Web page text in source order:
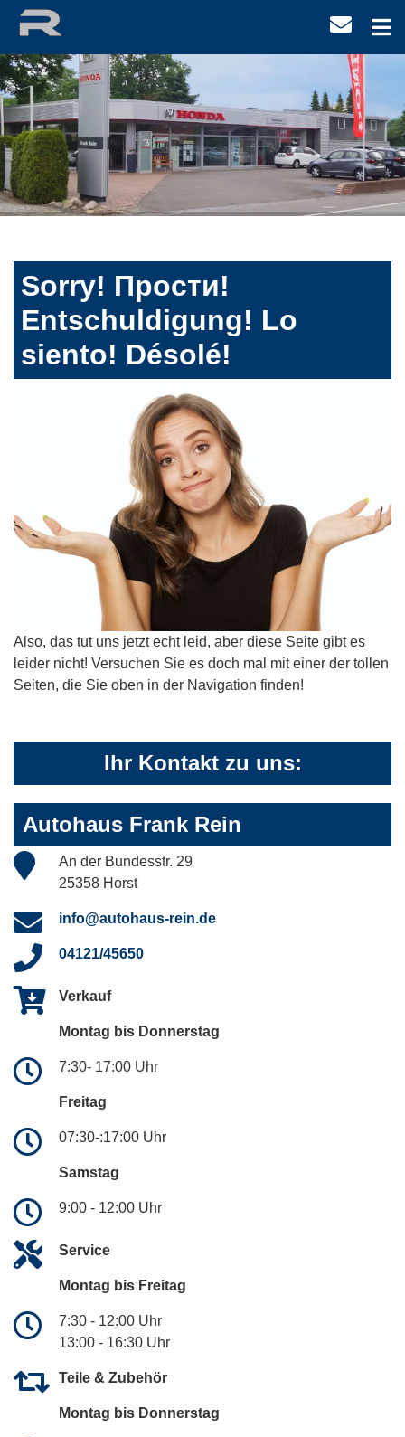
Sorry! Прости!
Entschuldigung! Lo
siento! Désolé!
Also, das tut uns jetzt echt leid, aber diese Seite gibt es
leider nicht! Versuchen Sie es doch mal mit einer der tollen
Seiten, die Sie oben in der Navigation finden!
Ihr Kontakt zu uns:
Autohaus Frank Rein
An der Bundesstr. 29
25358 Horst
info@autohaus-rein.de
04121/45650
Verkauf
Montag bis Donnerstag
7:30- 17:00 Uhr
Freitag
07:30-:17:00 Uhr
Samstag
9:00 - 12:00 Uhr
Service
Montag bis Freitag
7:30 - 12:00 Uhr
13:00 - 16:30 Uhr
Teile & Zubehör
Montag bis Donnerstag